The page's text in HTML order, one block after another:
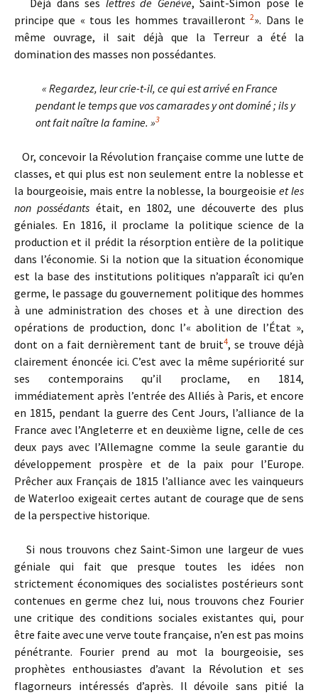
Déjà dans ses lettres de Genève, Saint-Simon pose le
principe que « tous les hommes travailleront2». Dans le
même ouvrage, il sait déjà que la Terreur a été la
domination des masses non possédantes.
« Regardez, leur crie-t-il, ce qui est arrivé en France
pendant le temps que vos camarades y ont dominé ; ils y
ont fait naître la famine. »3
Or, concevoir la Révolution française comme une lutte de
classes, et qui plus est non seulement entre la noblesse et
la bourgeoisie, mais entre la noblesse, la bourgeoisieet les
non possédants était, en 1802, une découverte des plus
géniales. En 1816, il proclame la politique science de la
production et il prédit la résorption entière de la politique
dans l’économie. Si la notion que la situation économique
est la base des institutions politiques n’apparaît ici qu’en
germe, le passage du gouvernement politique des hommes
à une administration des choses et à une direction des
opérations de production, donc l’« abolition de l’État »,
dont on a fait dernièrement tant de bruit4, se trouve déjà
clairement énoncée ici. C’est avec la même supériorité sur
ses contemporains qu’il proclame, en 1814,
immédiatement après l’entrée des Alliés à Paris, et encore
en 1815, pendant la guerre des Cent Jours, l’alliance de la
France avec l’Angleterre et en deuxième ligne, celle de ces
deux pays avec l’Allemagne comme la seule garantie du
développement prospère et de la paix pour l’Europe.
Prêcher aux Français de 1815 l’alliance avec les vainqueurs
de Waterloo exigeait certes autant de courage que de sens
de la perspective historique.
Si nous trouvons chez Saint-Simon une largeur de vues
géniale qui fait que presque toutes les idées non
strictement économiques des socialistes postérieurs sont
contenues en germe chez lui, nous trouvons chez Fourier
une critique des conditions sociales existantes qui, pour
être faite avec une verve toute française, n’en est pas moins
pénétrante. Fourier prend au mot la bourgeoisie, ses
prophètes enthousiastes d’avant la Révolution et ses
flagorneurs intéressés d’après. Il dévoile sans pitié la